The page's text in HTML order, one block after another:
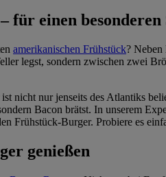
für einen besonderen
amerikanischen Frühstück? Neben
legst, sondern zwischen zwei
nicht nur jenseits des Atlantiks
Bacon brätst. In unserem
Frühstück-Burger. Probiere es
genießen